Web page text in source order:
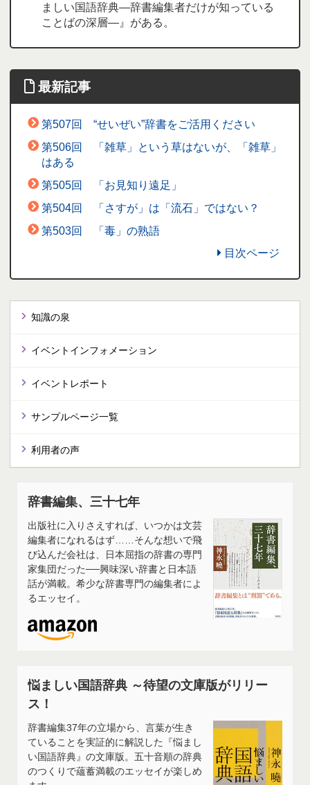
ましい国語辞典―辞書編集者だけが知っている
ことばの深層―』がある。
最新記事
第507回 “せいぜい”辞書をご活用ください
第506回 「雑草」という草はないが、「雑草」
はある
第505回 「お見知り遠足」
第504回 「さすが」は「流石」ではない？
第503回 「毒」の熟語
目次ページ
知識の泉
イベントインフォメーション
イベントレポート
サンプルページ一覧
利用者の声
辞書編集、三十七年
出版社に入りさえすれば、いつかは文芸
編集者になれるはず……そんな想いで飛
び込んだ会社は、日本屈指の辞書の専門
家集団だった──興味深い辞書と日本語
話が満載。希少な辞書専門の編集者によ
るエッセイ。
悩ましい国語辞典 ～待望の文庫版がリリー
ス！
辞書編集37年の立場から、言葉が生き
ていることを実証的に解説した『悩まし
い国語辞典』の文庫版。五十音順の辞典
のつくりで蘊蓄満載のエッセイが楽しめ